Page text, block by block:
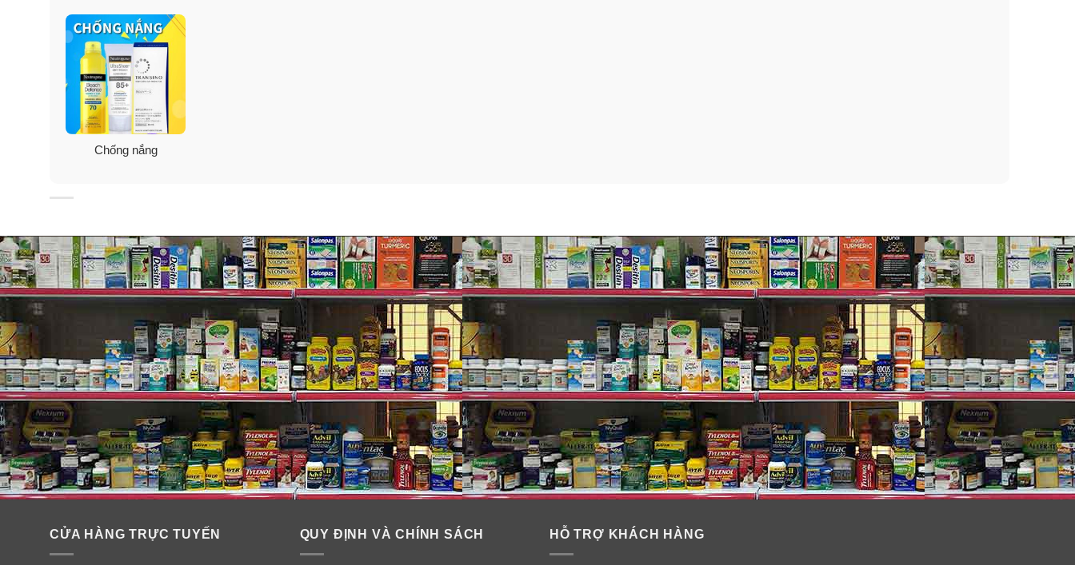
✓ Tạo lớp màng mỏng trên da để ngăn cản các tia UVA, UVB.
✓ Chỉ số chống nắng SPF50 đủ để bạn hoạt động một ngày dài dưới nắng, hơn thế nữa, trong thành phần có Bisabolol là một chất có tác dụng chống sưng tấy và kích
ứng, thêm Fragrance- free nên rất hợp với các bạn da nhạy cảm dễ nổi mụn
✓ Không chứa dầu và PABA
Chống nắng
CỬA HÀNG TRỰC TUYẾN QUY ĐỊNH VÀ CHÍNH SÁCH HỖ TRỢ KHÁCH HÀNG